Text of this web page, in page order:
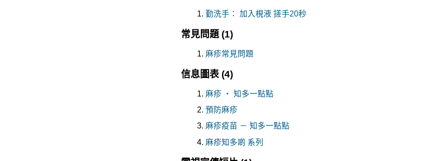
勤洗手： 加入梘液 搓手20秒
常見問題 (1)
麻疹常見問題
信息圖表 (4)
麻疹 ‧ 知多一點點
預防麻疹
麻疹疫苗 － 知多一點點
麻疹知多啲 系列